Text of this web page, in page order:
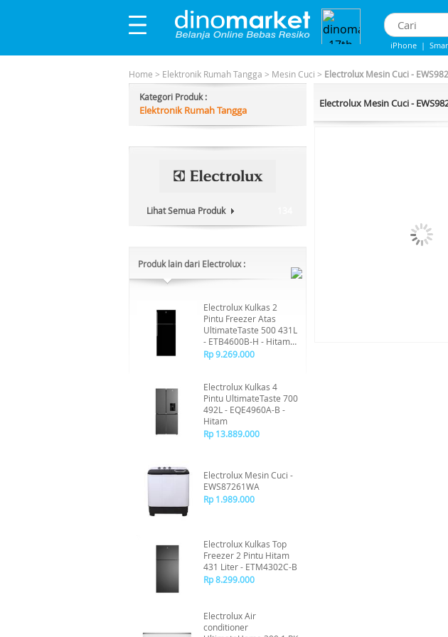
iPhone |
Home > Elektronik Rumah Tangga > Mesin Cuci > Electrolux Mesin Cuci -
Kategori Produk :
Elektronik Rumah Tangga
Lihat Semua Produk
Produk lain dari Electrolux :
Electrolux Kulkas 2
Pintu Freezer Atas
UltimateTaste 500 431L
- ETB4600B-H - Hitam
Mengkilap
Rp 9.269.000
Electrolux Kulkas 4
Pintu UltimateTaste 700
492L - EQE4960A-B -
Hitam
Rp 13.889.000
Electrolux Mesin Cuci -
EWS87261WA
Rp 1.989.000
Electrolux Kulkas Top
Freezer 2 Pintu Hitam
431 Liter - ETM4302C-B
Rp 8.299.000
Electrolux Air
conditioner
Electrolux Mesin Cuci -